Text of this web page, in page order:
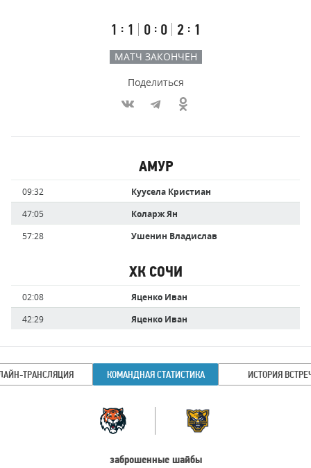
Первый
тайм
1 : 1
Второй
тайм
0 : 0
Третий
тайм
2 : 1
МАТЧ ЗАКОНЧЕН
Поделиться
забившие
голы
АМУР
Время Имя
игрока
09:32
Куусела Кристиан
47:05
Коларж Ян
57:28
Ушенин Владислав
ХК СОЧИ
Время Имя
игрока
02:08
Яценко Иван
42:29
Яценко Иван
ТРАНСЛЯЦИЯ КОМАНДНАЯ СТАТИСТИКА ИСТОРИЯ
Команда
заброшенные шайбы